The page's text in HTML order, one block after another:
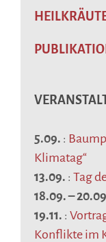
5.09. :
Klimatag“
13.09. : Tag
18.09. –
19.11. :
Konflikte im